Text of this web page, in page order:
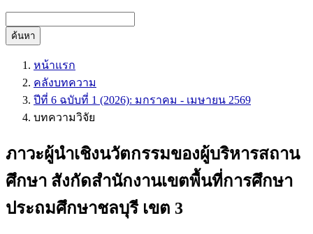
ค้นหา
หน้าแรก
คลังบทความ
ปีที่ 6 ฉบับที่ 1 (2026): มกราคม - เมษายน 2569
บทความวิจัย
ภาวะผู้นำเชิงนวัตกรรมของผู้บริหารสถาน
ศึกษา สังกัดสำนักงานเขตพื้นที่การศึกษา
ประถมศึกษาชลบุรี เขต 3